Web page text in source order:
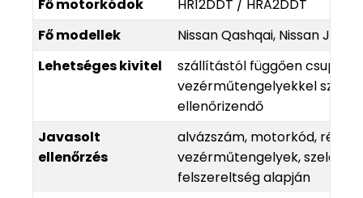
Fő motorkódok
HR12DDT / HRA2DDT
Fő modellek
Nissan Qashqai, Nissan Juke,
Lehetséges kivitel
szállítástól függően csupasz
vezérműtengelyekkel
ellenőrizendő
Javasolt
ellenőrzés
alvázszám, motorkód, régi
vezérműtengelyek,
felszereltség alapján